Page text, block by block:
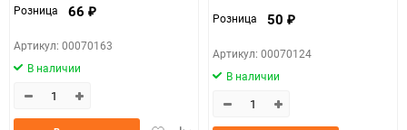
Розница 66 ₽
Артикул: 00070163
В наличии
Розница 50 ₽
Артикул: 00070124
В наличии